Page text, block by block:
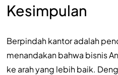
Kesimpulan
Berpindah kantor adalah
menandakan bahwa bisnis
ke arah yang lebih baik.